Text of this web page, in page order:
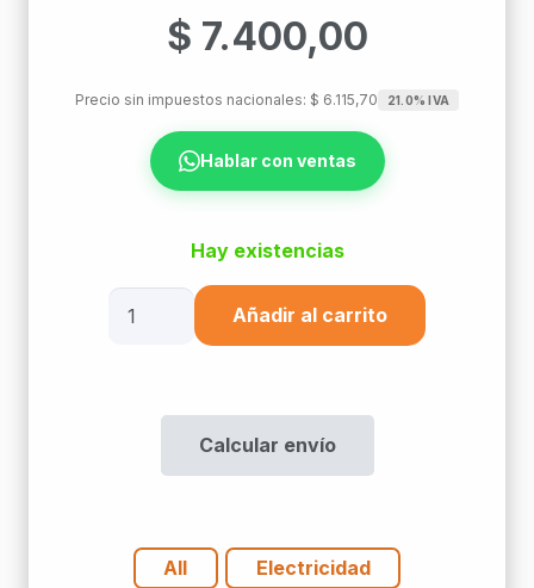
$ 7.400,00
Precio sin impuestos nacionales: $ 6.115,70 21.0% IVA
Hablar con ventas
Hay existencias
Añadir al carrito
Calcular envío
All Electricidad